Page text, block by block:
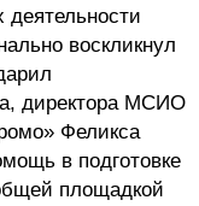
воскликнул
директора МСИО
Феликса
в подготовке
площадкой